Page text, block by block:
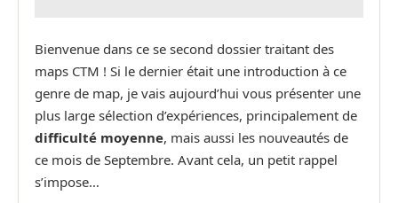
Bienvenue dans ce se second dossier traitant des
maps CTM ! Si le dernier était une introduction à ce
genre de map, je vais aujourd’hui vous présenter une
plus large sélection d’expériences, principalement de
difficulté moyenne, mais aussi les nouveautés de
ce mois de Septembre. Avant cela, un petit rappel
s’impose…